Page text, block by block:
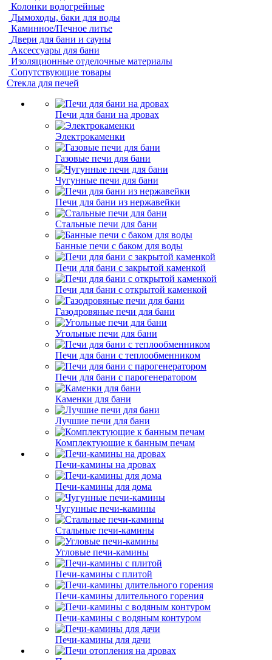
Колонки водогрейные
Дымоходы, баки для воды
Каминное/Печное литье
Двери для бани и сауны
Аксессуары для бани
Изоляционные отделочные материалы
Сопутствующие товары
Стекла для печей
Печи для бани на дровах
Электрокаменки
Газовые печи для бани
Чугунные печи для бани
Печи для бани из нержавейки
Стальные печи для бани
Банные печи с баком для воды
Печи для бани с закрытой каменкой
Печи для бани с открытой каменкой
Газодровяные печи для бани
Угольные печи для бани
Печи для бани с теплообменником
Печи для бани с парогенератором
Каменки для бани
Лучшие печи для бани
Комплектующие к банным печам
Печи-камины на дровах
Печи-камины для дома
Чугунные печи-камины
Стальные печи-камины
Угловые печи-камины
Печи-камины с плитой
Печи-камины длительного горения
Печи-камины с водяным контуром
Печи-камины для дачи